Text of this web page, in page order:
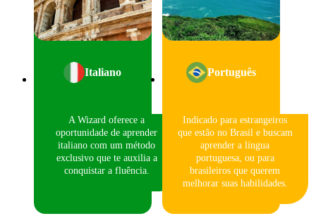
Italiano
A Wizard oferece a
oportunidade de aprender
italiano com um método
exclusivo que te auxilia a
conquistar a fluência.
Português
Indicado para estrangeiros
que estão no Brasil e buscam
aprender a língua
portuguesa, ou para
brasileiros que querem
melhorar suas habilidades.